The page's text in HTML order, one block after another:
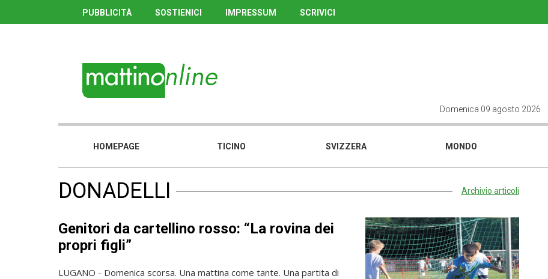
PUBBLICITÀ SOSTIENICI IMPRESSUM SCRIVICI
Domenica 09 agosto 2026
HOMEPAGE TICINO SVIZZERA MONDO
DONADELLI Archivio articoli
Genitori da cartellino rosso: “La rovina dei
propri figli”
LUGANO - Domenica scorsa. Una mattina come tante. Una partita di